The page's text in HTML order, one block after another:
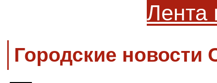
Лента
Городские новости